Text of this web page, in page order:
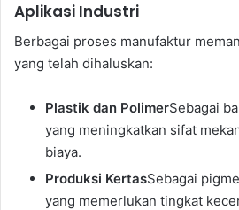
Aplikasi Industri
Berbagai proses manufaktur
yang telah dihaluskan:
Plastik dan PolimerSebagai
yang meningkatkan sifat
biaya.
Produksi KertasSebagai
yang memerlukan tingkat